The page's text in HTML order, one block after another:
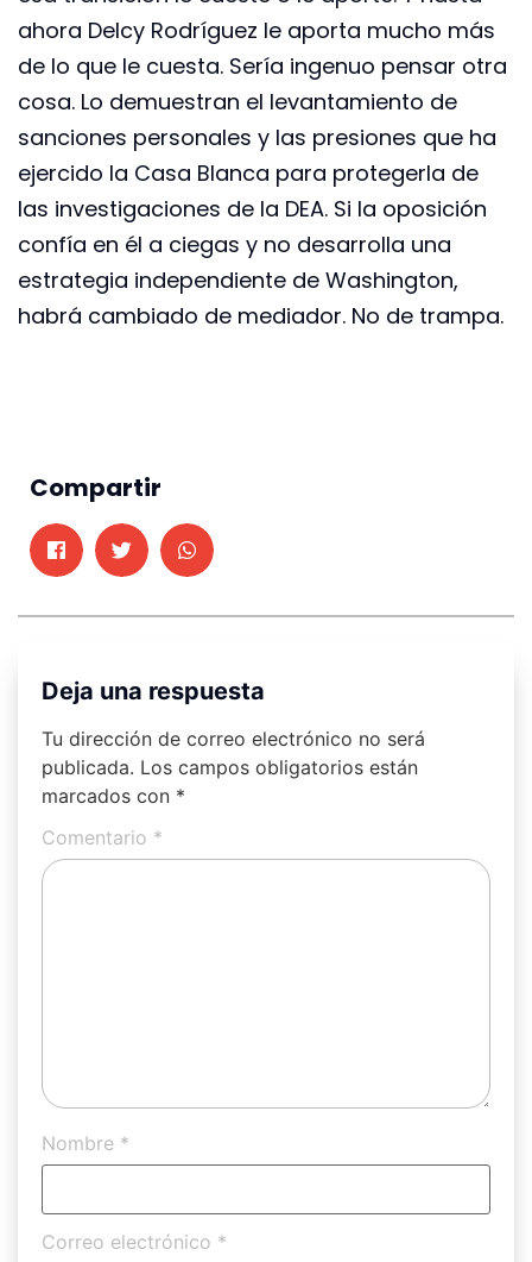
ahora Delcy Rodríguez le aporta mucho más
de lo que le cuesta. Sería ingenuo pensar otra
cosa. Lo demuestran el levantamiento de
sanciones personales y las presiones que ha
ejercido la Casa Blanca para protegerla de
las investigaciones de la DEA. Si la oposición
confía en él a ciegas y no desarrolla una
estrategia independiente de Washington,
habrá cambiado de mediador. No de trampa.
Compartir
Deja una respuesta
Tu dirección de correo electrónico no será
publicada. Los campos obligatorios están
marcados con *
Comentario *
Nombre *
Correo electrónico *